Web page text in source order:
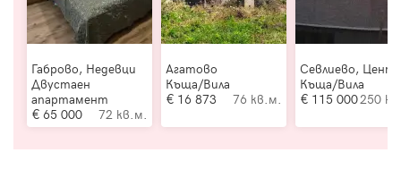
Габрово, Недевци
Двустаен
апартамент
65 000
72 кв.м.
Агатово
Къща/Вила
16 873
76 кв.м.
Севлиево,
Къща/Вила
115 000250